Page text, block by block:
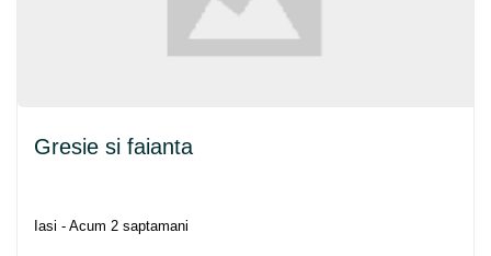
Gresie si faianta
Iasi - Acum 2 saptamani